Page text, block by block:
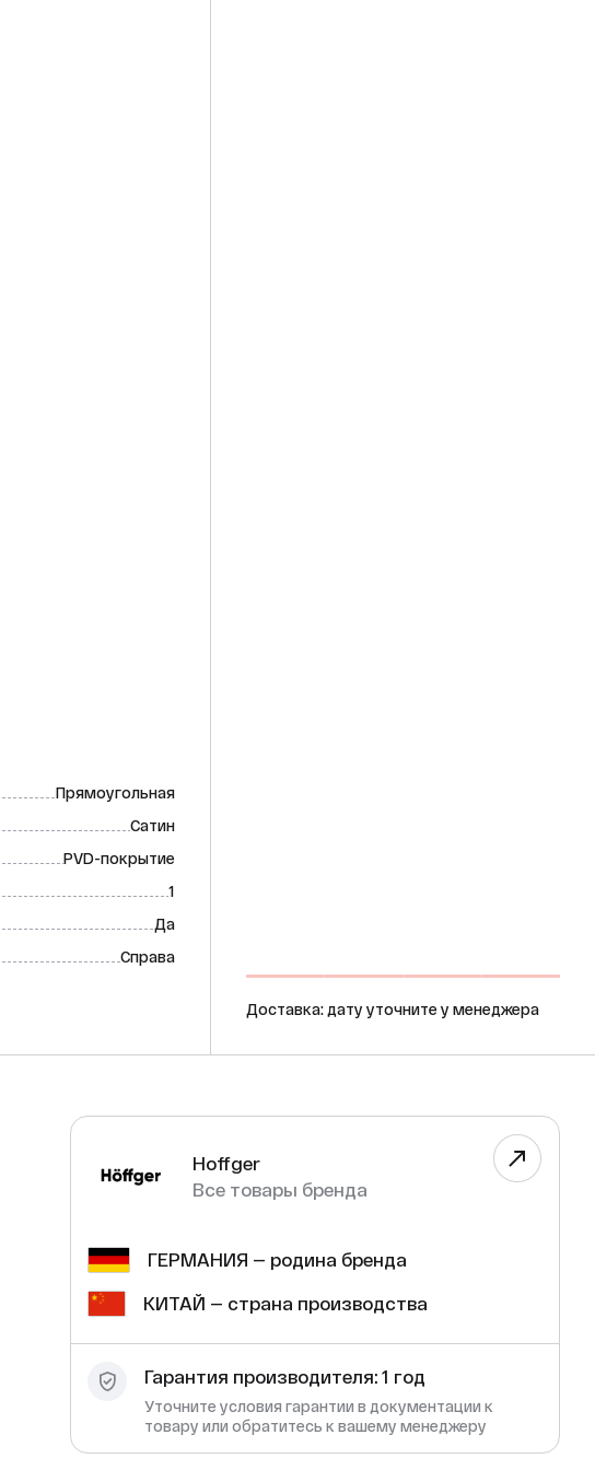
Прямоугольная
Сатин
PVD-покрытие
1
Да
Справа
Доставка: дату уточните у менеджера
Hoffger
Все товары бренда
ГЕРМАНИЯ — родина бренда
КИТАЙ — страна производства
Гарантия производителя: 1 год
Уточните условия гарантии в документации к
товару или обратитесь к вашему менеджеру